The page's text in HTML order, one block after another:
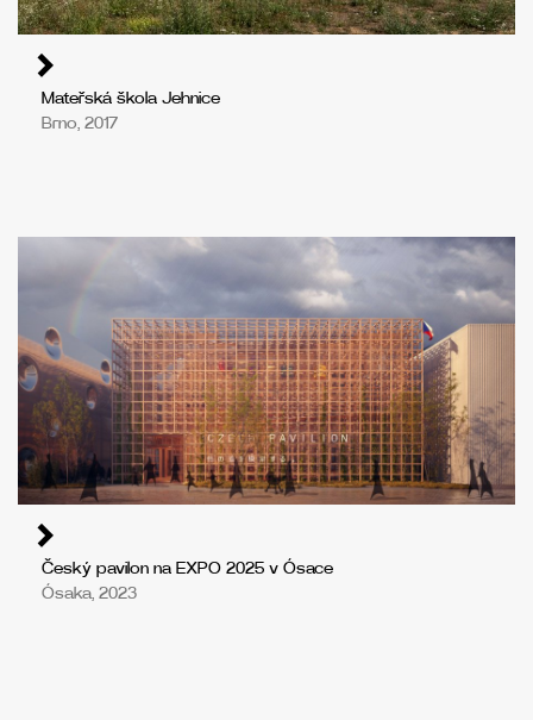
Mateřská škola Jehnice
Brno, 2017
Český pavilon na EXPO 2025 v Ósace
Ósaka, 2023